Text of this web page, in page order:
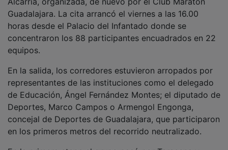
Guadalajara. La cita arrancó el viernes a las 16.00
horas desde el Palacio del Infantado donde se
concentraron los 88 participantes encuadrados en 22
equipos.
representantes de las instituciones como el delegado
de Educación, Ángel Fernández Montes; el diputado de
Deportes, Marco Campos o Armengol Engonga,
concejal de Deportes de Guadalajara, que participaron
en los primeros metros del recorrido neutralizado.